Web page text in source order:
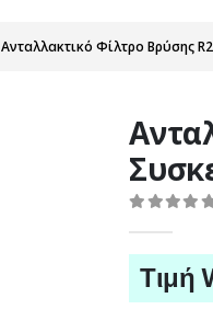
Ανταλλακτικό Φίλτρο Βρύσης
Τιμή